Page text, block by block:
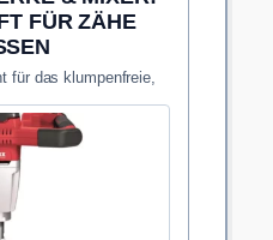
FÜR ZÄHE
für das klumpenfreie,